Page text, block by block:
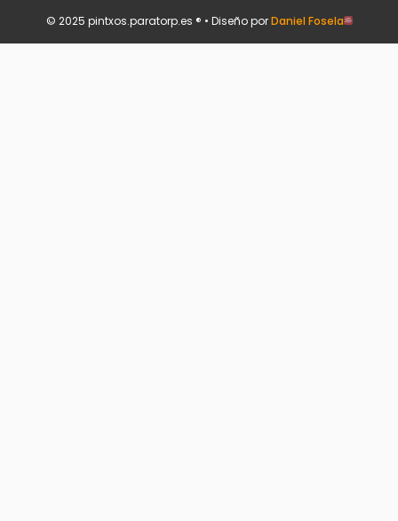
© 2025 pintxos.paratorp.es ® • Diseño porDaniel Fosela